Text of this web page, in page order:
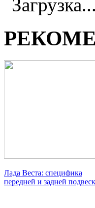
Загрузка...
Лада Веста: специфика
передней и задней